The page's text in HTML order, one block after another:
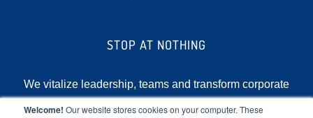
Welcome! Our website stores cookies on your computer. These
STOP AT NOTHING
We vitalize leadership, teams and transform corporate
cultures by focusing on the human element of